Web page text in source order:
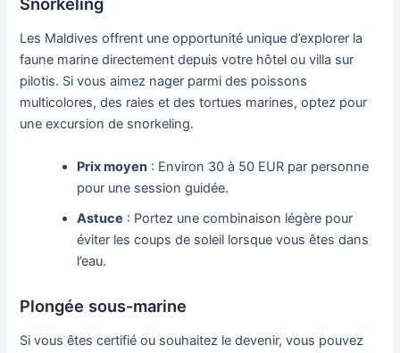
Les Maldives offrent une opportunité unique d’explorer la
faune marine directement depuis votre hôtel ou villa sur
pilotis. Si vous aimez nager parmi des poissons
multicolores, des raies et des tortues marines, optez pour
une excursion de snorkeling.
Prix moyen : Environ 30 à 50 EUR par personne
pour une session guidée.
Astuce : Portez une combinaison légère pour
éviter les coups de soleil lorsque vous êtes dans
l’eau.
Plongée sous-marine
Si vous êtes certifié ou souhaitez le devenir, vous pouvez